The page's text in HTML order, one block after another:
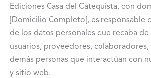
Ediciones Casa del Catequista, con
[Domicilio Completo], es responsable
de los datos personales que recaba de
usuarios, proveedores, colaboradores,
demás personas que interactúan con
y sitio web.